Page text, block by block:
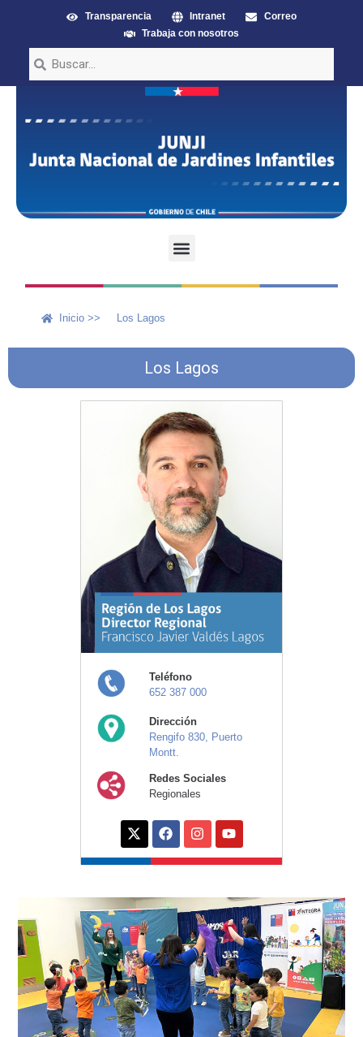
Transparencia Intranet
Correo
Trabaja con nosotros
Inicio >> Los Lagos
Los Lagos
Teléfono
652 387 000
Dirección
Rengifo 830, Puerto
Montt.
Redes Sociales
Regionales